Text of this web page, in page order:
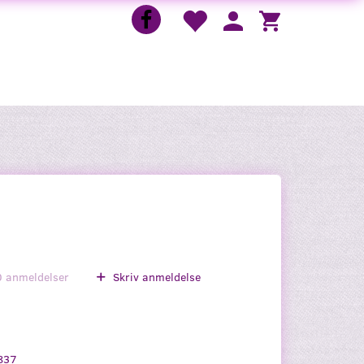
anmeldelser Skriv anmeldelse